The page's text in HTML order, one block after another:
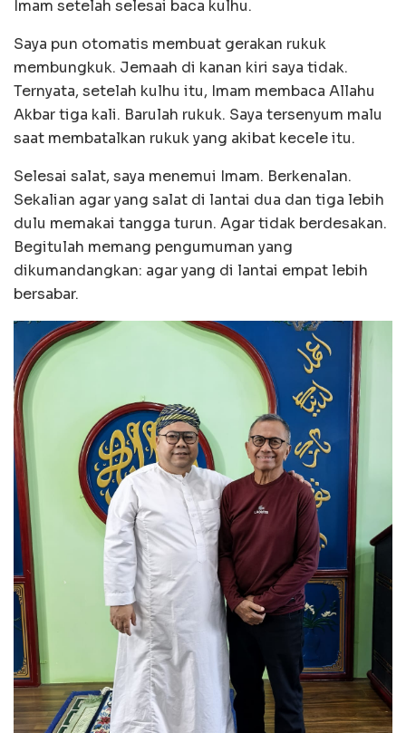
Imam setelah selesai baca kulhu.
Saya pun otomatis membuat gerakan rukuk
membungkuk. Jemaah di kanan kiri saya tidak.
Ternyata, setelah kulhu itu, Imam membaca Allahu
Akbar tiga kali. Barulah rukuk. Saya tersenyum malu
saat membatalkan rukuk yang akibat kecele itu.
Selesai salat, saya menemui Imam. Berkenalan.
Sekalian agar yang salat di lantai dua dan tiga lebih
dulu memakai tangga turun. Agar tidak berdesakan.
Begitulah memang pengumuman yang
dikumandangkan: agar yang di lantai empat lebih
bersabar.